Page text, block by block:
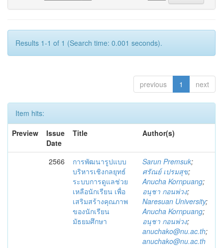
Results 1-1 of 1 (Search time: 0.001 seconds).
previous 1 next
Item hits:
Preview
Issue
Date
Title Author(s)
2566
การพัฒนารูปแบบ
บริหารเชิงกลยุทธ์
ระบบการดูแลช่วย
เหลือนักเรียน เพื่อ
เสริมสร้างคุณภาพ
ของนักเรียน
มัธยมศึกษา
Sarun Premsuk;
ศรัณย์ เปรมสุข;
Anucha Kornpuang;
อนุชา กอนพ่วง;
Naresuan University;
Anucha Kornpuang;
อนุชา กอนพ่วง;
anuchako@nu.ac.th;
anuchako@nu.ac.th